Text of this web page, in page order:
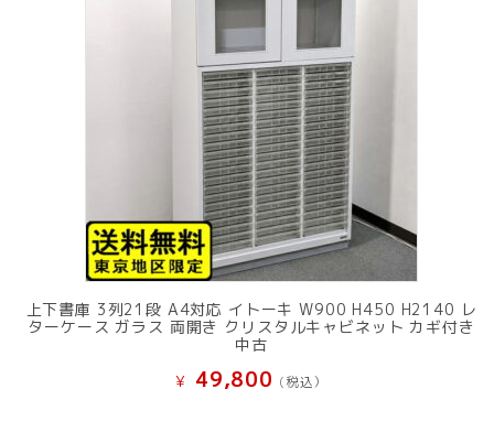
上下書庫 3列21段 A4対応 イトーキ W900 H450 H2140 レ
ターケース ガラス 両開き クリスタルキャビネット カギ付き
中古
¥ 49,800 (税込）